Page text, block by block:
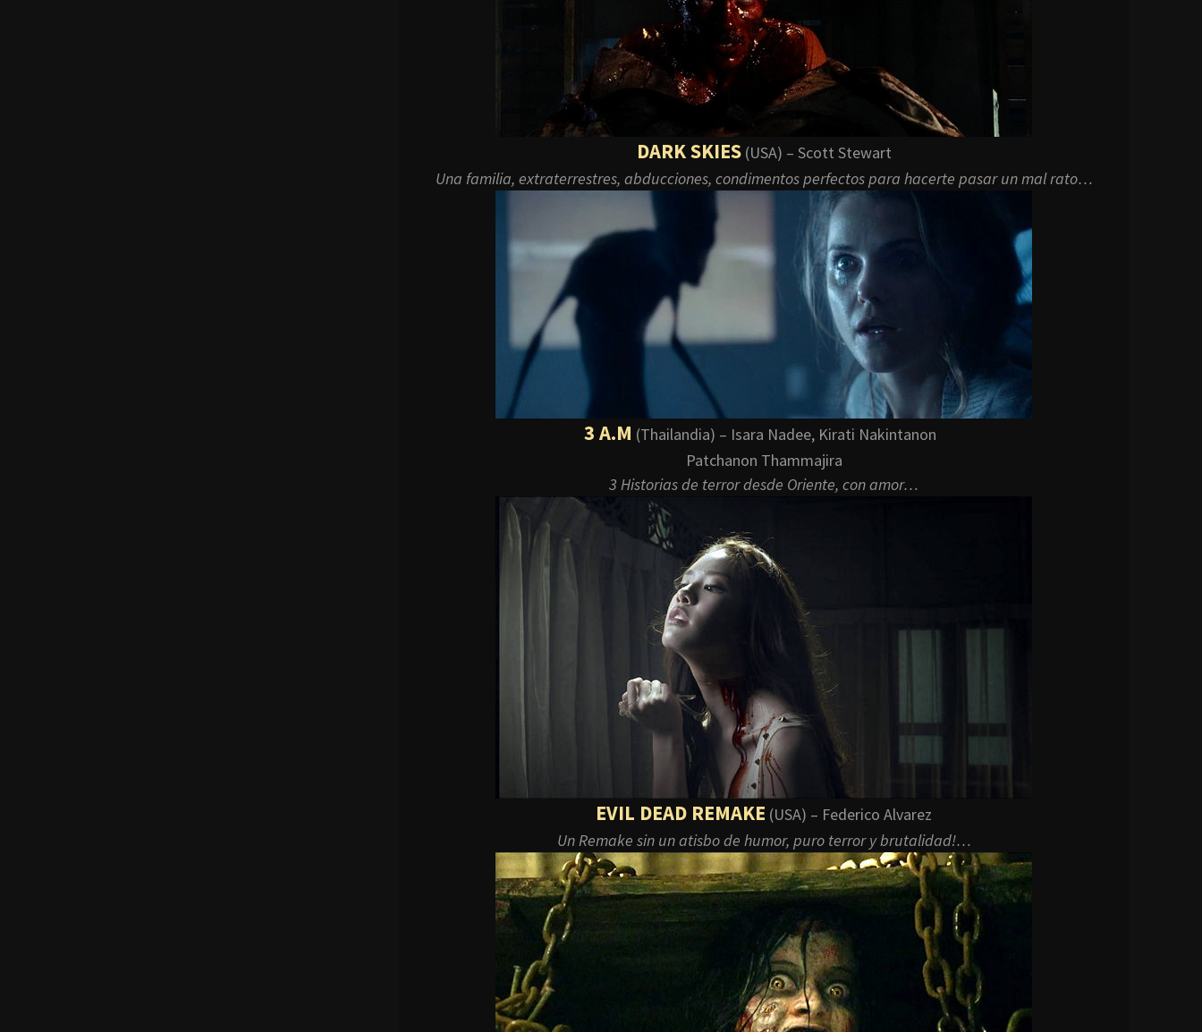
DARK SKIES (USA) – Scott Stewart
Una familia, extraterrestres, abducciones, condimentos perfectos para hacerte pasar un mal rato…
3 A.M (Thailandia) – Isara Nadee, Kirati Nakintanon
Patchanon Thammajira
3 Historias de terror desde Oriente, con amor…
EVIL DEAD REMAKE (USA) – Federico Alvarez
Un Remake sin un atisbo de humor, puro terror y brutalidad!…